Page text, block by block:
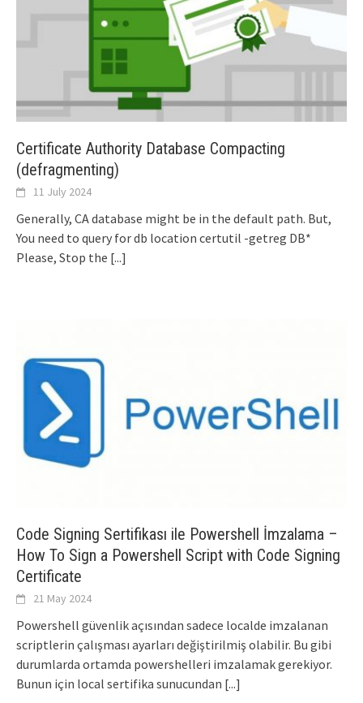
Certificate Authority Database Compacting
(defragmenting)
11 July 2024
Generally, CA database might be in the default path. But,
You need to query for db location certutil -getreg DB*
Please, Stop the [...]
Code Signing Sertifikası ile Powershell İmzalama –
How To Sign a Powershell Script with Code Signing
Certificate
21 May 2024
Powershell güvenlik açısından sadece localde imzalanan
scriptlerin çalışması ayarları değiştirilmiş olabilir. Bu gibi
durumlarda ortamda powershelleri imzalamak gerekiyor.
Bunun için local sertifika sunucundan [...]